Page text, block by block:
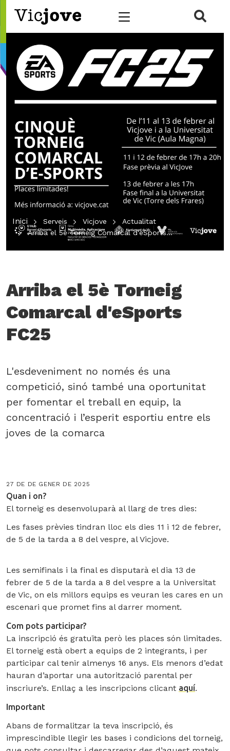
al contingut
a la navegació
de contacte
Inici Serveis Vicjove
Actualitat
Arriba el 5è Torneig Comarcal d'eSports…
Arriba el 5è Torneig
Comarcal d'eSports
FC25
L'esdeveniment no només és una
competició, sinó també una oportunitat
per fomentar el treball en equip, la
concentració i l’esperit esportiu entre els
joves de la comarca
27 DE DE GENER DE 2025
Quan i on?
El torneig es desenvoluparà al llarg de tres dies:
Les fases prèvies tindran lloc els dies 11 i 12 de febrer,
de 5 de la tarda a 8 del vespre, al Vicjove.
Les semifinals i la final es disputarà el dia 13 de
febrer de 5 de la tarda a 8 del vespre a la Universitat
de Vic, on els millors equips es veuran les cares en un
escenari que promet fins al darrer moment.
Com pots participar?
La inscripció és gratuïta però les places són limitades.
El torneig està obert a equips de 2 integrants, i per
participar cal tenir almenys 16 anys. Els menors d’edat
hauran d’aportar una autorització parental per
inscriure’s. Enllaç a les inscripcions clicant aquí.
Important
Abans de formalitzar la teva inscripció, és
imprescindible llegir les bases i condicions del torneig,